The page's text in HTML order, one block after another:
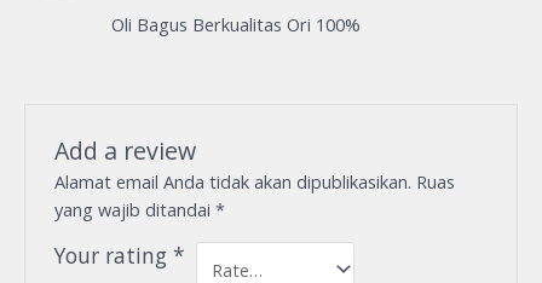
of 5
Oli Bagus Berkualitas Ori 100%
Add a review
Alamat email Anda tidak akan dipublikasikan. Ruas
yang wajib ditandai*
Your rating*